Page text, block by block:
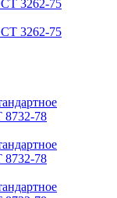
3262-75
3262-75
78
78